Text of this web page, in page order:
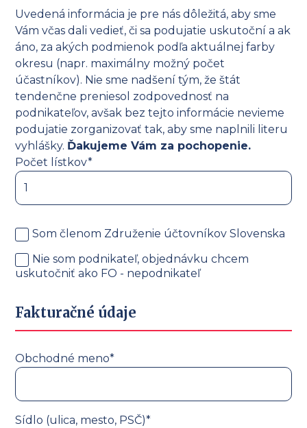
Uvedená informácia je pre nás dôležitá, aby sme
Vám včas dali vedieť, či sa podujatie uskutoční a ak
áno, za akých podmienok podľa aktuálnej farby
okresu (napr. maximálny možný počet
účastníkov). Nie sme nadšení tým, že štát
tendenčne preniesol zodpovednosť na
podnikateľov, avšak bez tejto informácie nevieme
podujatie zorganizovať tak, aby sme naplnili literu
vyhlášky. Ďakujeme Vám za pochopenie.
Počet lístkov*
Som členom Združenie účtovníkov Slovenska
Nie som podnikateľ, objednávku chcem
uskutočniť ako FO - nepodnikateľ
Fakturačné údaje
Obchodné meno*
Sídlo (ulica, mesto, PSČ)*